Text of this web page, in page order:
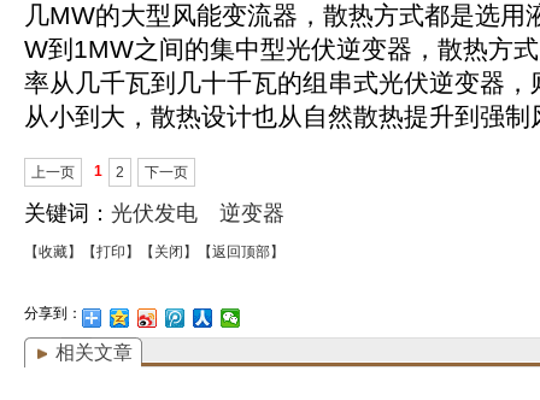
几MW的大型风能变流器，散热方式都是选用
W到1MW之间的集中型光伏逆变器，散热方
率从几千瓦到几十千瓦的组串式光伏逆变器，
从小到大，散热设计也从自然散热提升到强制
上一页 1 2 下一页
关键词： 光伏发电 逆变器
【收藏】 【打印】 【关闭】 【返回顶部】
分享到：
相关文章